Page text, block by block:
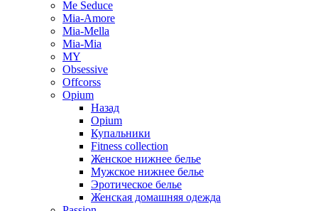
Me Seduce
Mia-Amore
Mia-Mella
Mia-Mia
MY
Obsessive
Offcorss
Opium
Назад
Opium
Купальники
Fitness collection
Женское нижнее белье
Мужское нижнее белье
Эротическое белье
Женская домашняя одежда